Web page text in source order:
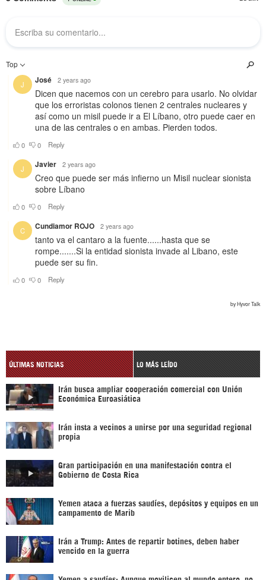
ÚLTIMAS NOTICIAS LO MÁS LEÍDO
Irán busca ampliar cooperación comercial con Unión
Económica Euroasiática
Irán insta a vecinos a unirse por una seguridad regional
propia
Gran participación en una manifestación contra el
Gobierno de Costa Rica
Yemen ataca a fuerzas saudíes, depósitos y equipos en un
campamento de Marib
Irán a Trump: Antes de repartir botines, deben haber
vencido en la guerra
Yemen a saudíes: Aunque movilicen al mundo entero, no